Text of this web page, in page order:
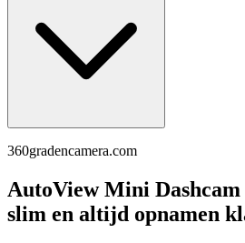
360gradencamera.com
AutoView Mini
slim en altijd opnamen